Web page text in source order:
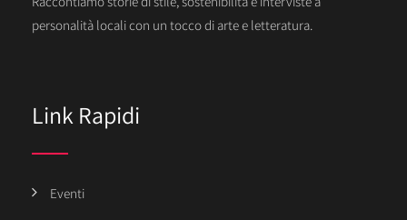
personalità locali con un tocco di arte e letteratura.
Link Rapidi
Eventi